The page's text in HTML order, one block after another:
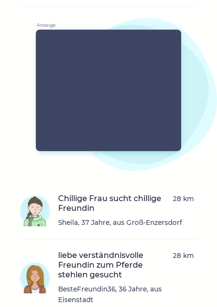
Chillige Frau sucht chillige
Freundin
Sheila, 37 Jahre, aus Groß-Enzersdorf
28 km
liebe verständnisvolle
Freundin zum Pferde
stehlen gesucht
BesteFreundin36, 36 Jahre, aus
Eisenstadt
28 km